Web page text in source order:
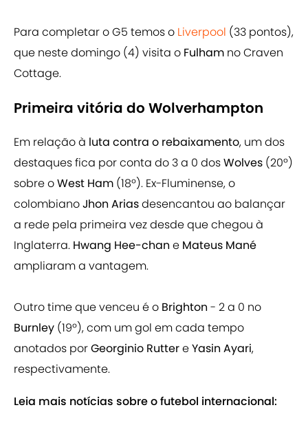
Para completar o G5 temos o Liverpool (33 pontos),
que neste domingo (4) visita o Fulham no Craven
Cottage.
Primeira vitória do Wolverhampton
Em relação à luta contra o rebaixamento, um dos
destaques fica por conta do 3 a 0 dosWolves (20º)
sobre oWest Ham (18º). Ex-Fluminense, o
colombianoJhon Ariasdesencantou ao balançar
a rede pela primeira vez desde que chegou à
Inglaterra. Hwang Hee-chan e Mateus Mané
ampliaram a vantagem.
Outro time que venceu é o Brighton - 2 a 0 no
Burnley (19º), com um gol em cada tempo
anotados porGeorginio RuttereYasin Ayari,
respectivamente.
Leia mais notícias sobre o futebol internacional: